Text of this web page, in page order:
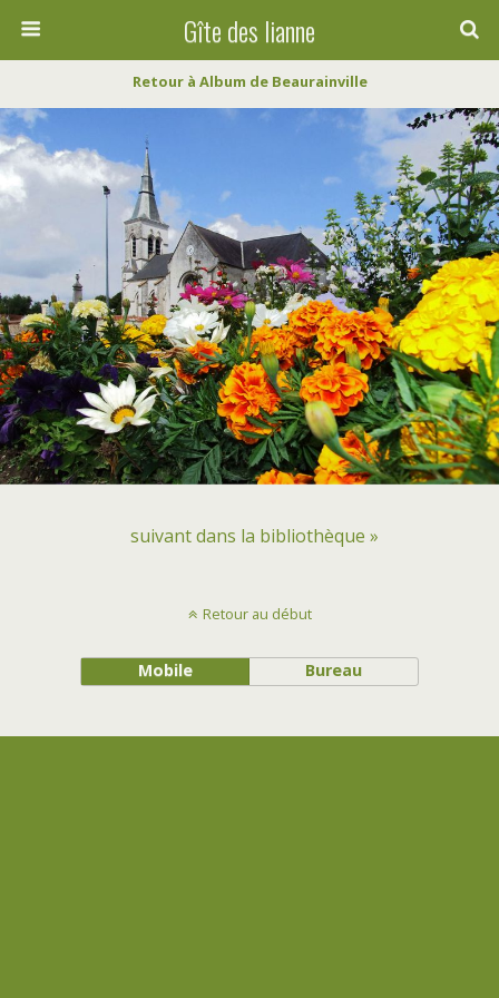
Gîte des lianne
Retour à Album de Beaurainville
suivant dans la bibliothèque »
Retour au début
Mobile Bureau